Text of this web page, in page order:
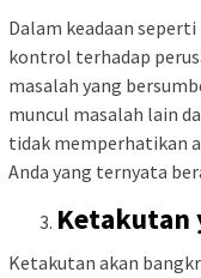
Dalam keadaan
kontrol terhadap
masalah yang
muncul masalah lain
tidak memperhatikan
Anda yang ternyata
Ketakutan
Ketakutan akan